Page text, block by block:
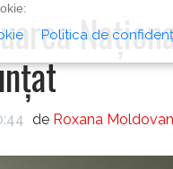
de Roxana Moldovan
Politica de